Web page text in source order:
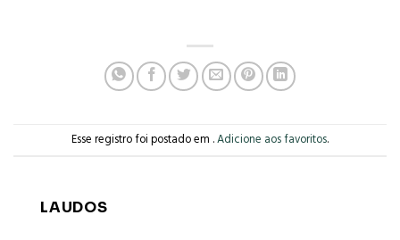
Esse registro foi postado em .Adicione aos favoritos.
LAUDOS